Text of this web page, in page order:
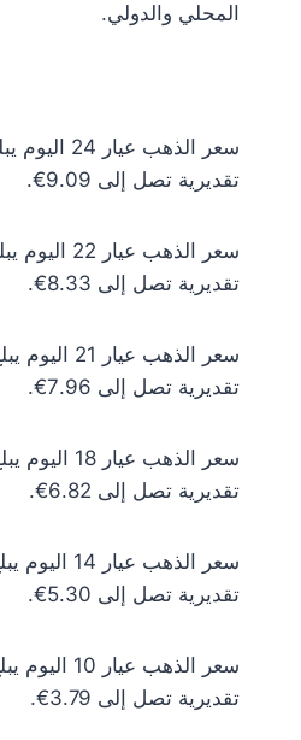
المحلي والدولي.
تقديرية تصل إلى 9.09€.
تقديرية تصل إلى 8.33€.
تقديرية تصل إلى 7.96€.
تقديرية تصل إلى 6.82€.
تقديرية تصل إلى 5.30€.
تقديرية تصل إلى 3.79€.